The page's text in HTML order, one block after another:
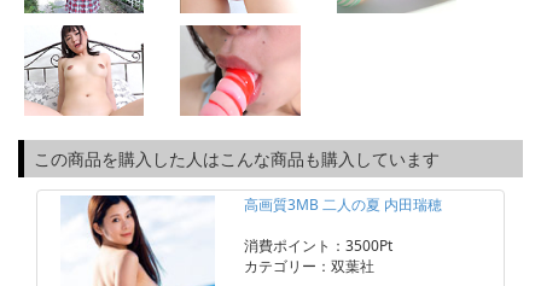
この商品を購入した人はこんな商品も購入しています
高画質3MB 二人の夏 内田瑞穂
消費ポイント：3500Pt
カテゴリー：双葉社